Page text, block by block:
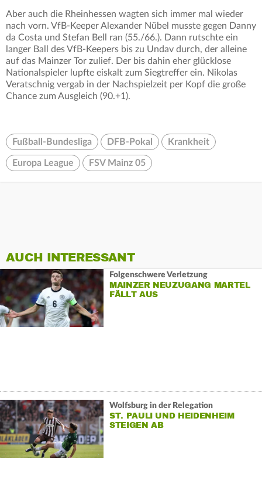
Aber auch die Rheinhessen wagten sich immer mal wieder
nach vorn. VfB-Keeper Alexander Nübel musste gegen Danny
da Costa und Stefan Bell ran (55./66.). Dann rutschte ein
langer Ball des VfB-Keepers bis zu Undav durch, der alleine
auf das Mainzer Tor zulief. Der bis dahin eher glücklose
Nationalspieler lupfte eiskalt zum Siegtreffer ein. Nikolas
Veratschnig vergab in der Nachspielzeit per Kopf die große
Chance zum Ausgleich (90.+1).
Fußball-Bundesliga DFB-Pokal Krankheit
Europa League FSV Mainz 05
AUCH INTERESSANT
Folgenschwere Verletzung
MAINZER NEUZUGANG MARTEL
FÄLLT AUS
Wolfsburg in der Relegation
ST. PAULI UND HEIDENHEIM
STEIGEN AB